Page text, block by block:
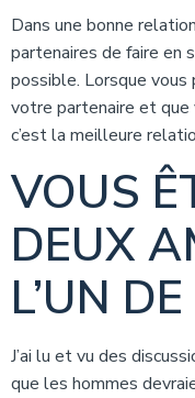
Dans une bonne
partenaires de faire en
possible. Lorsque
votre partenaire et que
c’est la meilleure
VOUS
DEUX
L’UN
J’ai lu et vu des
que les hommes